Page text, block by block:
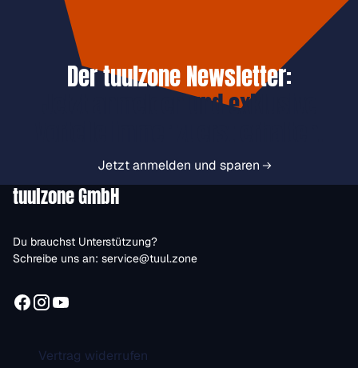
Der tuulzone Newsletter:
Jetzt anmelden und exklusive
Jetzt anmelden und sparen
tuulzone GmbH
Du brauchst Unterstützung?
Schreibe uns an: service@tuul.zone
Vertrag widerrufen